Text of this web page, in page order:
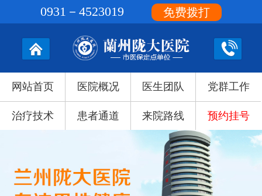
网站首页 医院概况 医生团队 党群工作
治疗技术 患者通道 来院路线 预约挂号
0931－4523019 免费拨打